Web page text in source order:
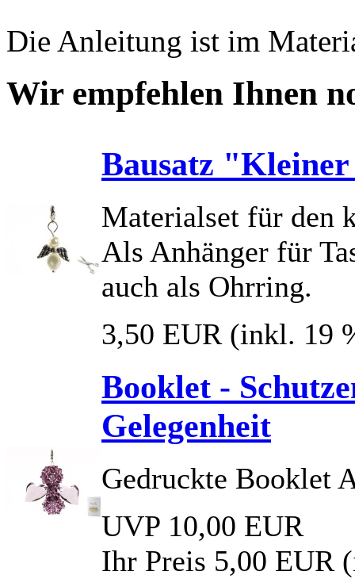
Die Anleitung ist im
Wir empfehlen Ihnen
Bausatz
Materialset für den
Als Anhänger für
auch als Ohrring.
3,50 EUR (inkl. 19
Booklet -
Gelegenheit
Gedruckte Booklet
UVP 10,00 EUR
Ihr Preis 5,00 EUR